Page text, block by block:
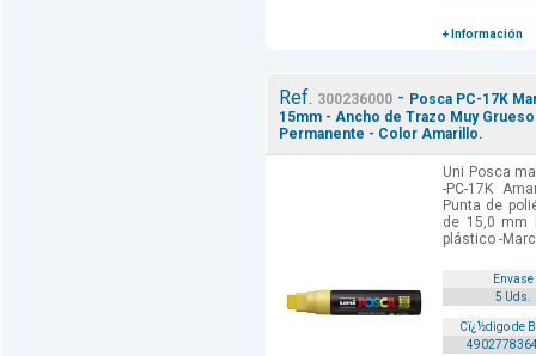
+ Información
Ref. 300236000 - Posca PC-17K
15mm - Ancho de Trazo Muy
Permanente - Color Amarillo.
Uni Posca
-PC-17K
Punta de
de 15,0 mm
plástico -
Envase
5 Uds.
Cï¿½digo de